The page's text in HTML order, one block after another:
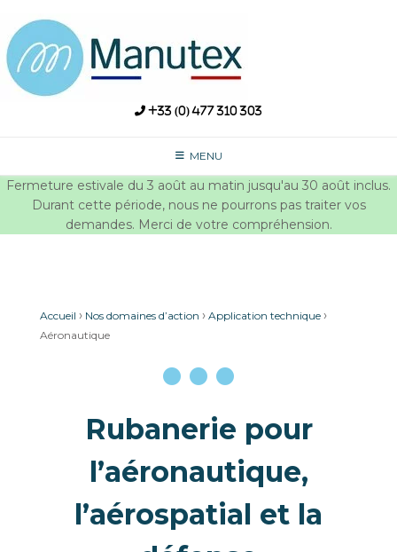
content
+33 (0) 477 310 303
MENU
Fermeture estivale du 3 août au matin jusqu'au 30 août inclus.
Durant cette période, nous ne pourrons pas traiter vos
demandes. Merci de votre compréhension.
Accueil › Nos domaines d’action › Application technique ›
Aéronautique
Rubanerie pour
l’aéronautique,
l’aérospatial et la